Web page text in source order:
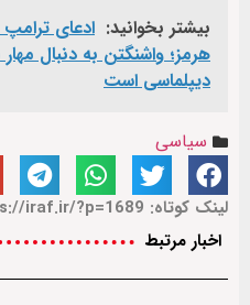
بیشتر بخوانید: ادعای ترامپ
هرمز؛ واشنگتن به دنبال
دیپلماسی است
سیاسی
لینک کوتاه: https://iraf.ir/?p=1689
اخبار مرتبط